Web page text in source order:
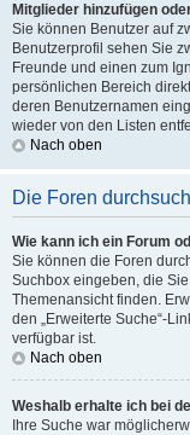
Mitglieder hinzufügen
Sie können Benutzer auf
Benutzerprofil sehen Sie
Freunde und einen zum
persönlichen Bereich
deren Benutzernamen
wieder von den Listen
Nach oben
Die Foren
Wie kann ich ein Forum
Sie können die Foren
Suchbox eingeben, die
Themenansicht finden.
den „Erweiterte Suche“-
verfügbar ist.
Nach oben
Weshalb erhalte ich bei
Ihre Suche war